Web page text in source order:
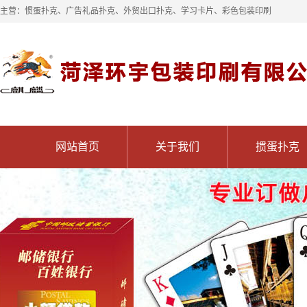
主营：惯蛋扑克、广告礼品扑克、外贸出口扑克、学习卡片、彩色包装印刷
网站首页 关于我们 掼蛋扑克